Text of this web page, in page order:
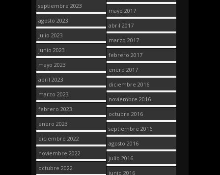
septiembre 2023
agosto 2023
julio 2023
junio 2023
mayo 2023
abril 2023
marzo 2023
febrero 2023
enero 2023
diciembre 2022
noviembre 2022
octubre 2022
mayo 2017
abril 2017
marzo 2017
febrero 2017
enero 2017
diciembre 2016
noviembre 2016
octubre 2016
septiembre 2016
agosto 2016
julio 2016
junio 2016